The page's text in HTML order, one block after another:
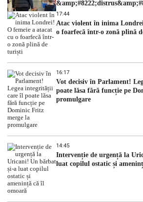
17:44
Atac violent în inima
o foarfecă într-o zonă plină
16:17
Vot decisiv în Parlament!
poate lăsa fără funcție pe
promulgare
14:45
Intervenție de urgență la
luat copilul ostatic și